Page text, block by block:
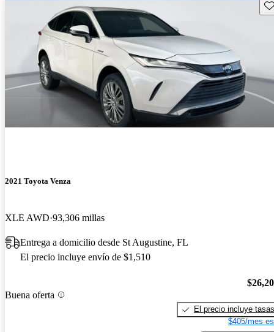
2021 Toyota Venza
XLE AWD 93,306 millas
Entrega a domicilio desde St Augustine, FL
El precio incluye envío de $1,510
Buena oferta
El precio incluye tasas
$405/mes